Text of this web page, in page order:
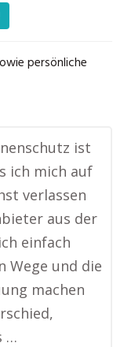
persönliche
ist
ich mich auf
verlassen
aus der
einfach
Wege und die
machen
…